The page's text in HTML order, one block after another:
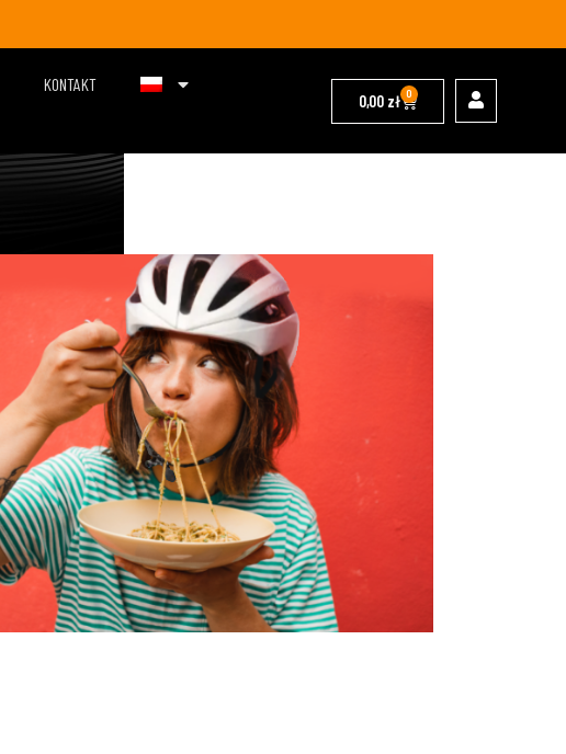
KONTAKT
0,00 zł 0